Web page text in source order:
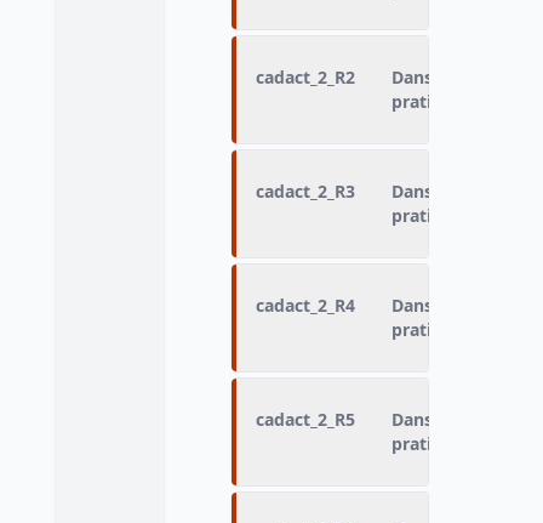
cadact_2_R2
Dans quel cadre
pratiqué : Activité
cadact_2_R3
Dans quel cadre
pratiqué : Activité
cadact_2_R4
Dans quel cadre
pratiqué : Activité
cadact_2_R5
Dans quel cadre
pratiqué : Activité